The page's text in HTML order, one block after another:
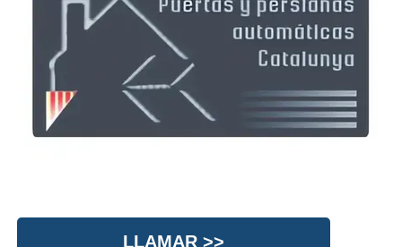
LLAMAR >>